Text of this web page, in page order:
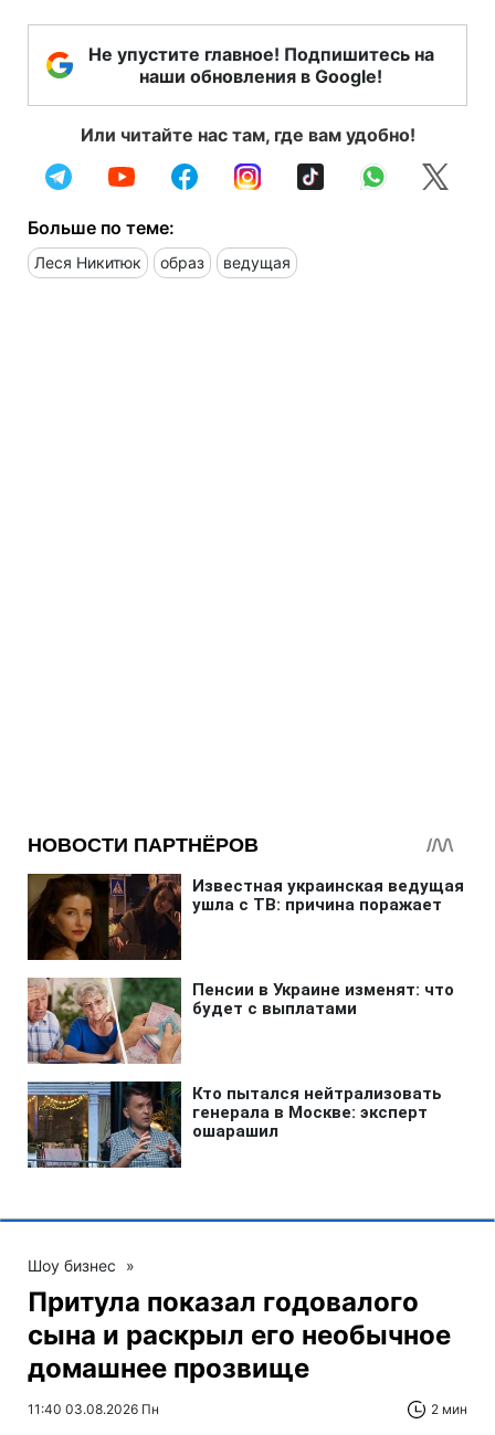
Не упустите главное! Подпишитесь на
наши обновления в Google!
Или читайте нас там, где вам удобно!
Больше по теме:
Леся Никитюк образ ведущая
Шоу бизнес »
Притула показал годовалого
сына и раскрыл его необычное
домашнее прозвище
11:40 03.08.2026 Пн 2 мин